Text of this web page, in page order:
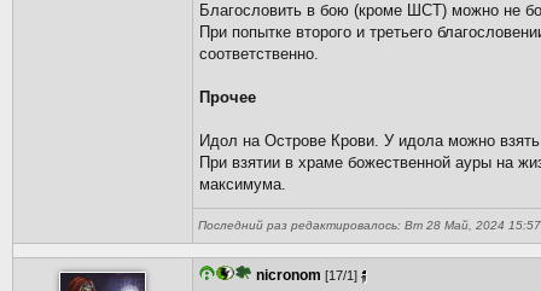
Благословить в бою (кроме ШСТ) можно не
При попытке второго и третьего
соответственно.
Прочее
Идол на Острове Крови. У идола можно
При взятии в храме божественной ауры на
максимума.
Последний раз редактировалось: Вт 28 Май, 2024 15:57
nicronom [17/1]